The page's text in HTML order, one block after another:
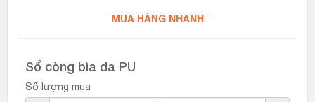
MUA HÀNG NHANH
Sổ còng bìa da PU
Số lượng mua